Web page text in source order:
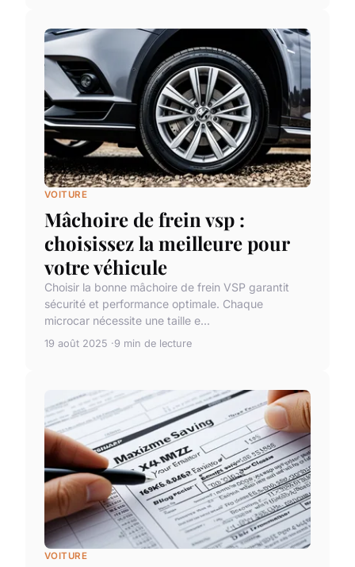
VOITURE
Mâchoire de frein vsp :
choisissez la meilleure pour
votre véhicule
Choisir la bonne mâchoire de frein VSP garantit
sécurité et performance optimale. Chaque
microcar nécessite une taille e...
19 août 2025 9 min de lecture
VOITURE